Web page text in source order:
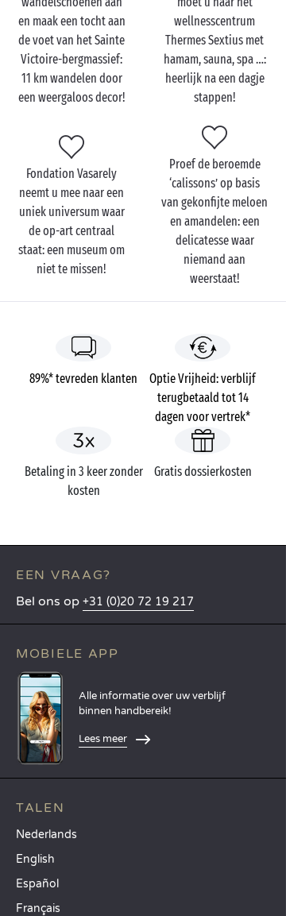
Verken deze zomer de Provence, hand in hand met
uw geliefde. Dankzij het gevarieerde
activiteitenaanbod krijgt u niet de tijd om u te
vervelen. Begin met een bezoek aan het Granet-
museum met schitterende werken uit de 15e tot 19e
eeuw: een must! Neem ook een kijkje in het atelier
van Cézanne, een kind van de streek en een geniaal
schilder. Bent u een fervent kunstliefhebber, dan mag
ook het Hôtel de Caumont, een architecturale parel,
niet op uw programma ontbreken.
Breng tot besluit van deze mooie dag
met uw geliefdeeen bezoek aan de wijngaarden op
de heuvels van de Provence. Proef de verrukkelijke
wijnen en geniet van het betoverende kader:
en maak een tocht aan
de voet van het Sainte
Victoire-bergmassief:
11 km wandelen door
een weergaloos decor!
wellnesscentrum
Thermes Sextius met
hamam, sauna, spa …:
heerlijk na een dagje
stappen!
Fondation Vasarely
neemt u mee naar een
uniek universum waar
de op-art centraal
staat: een museum om
niet te missen!
Proef de beroemde
‘calissons’ op basis
van gekonfijte meloen
en amandelen: een
delicatesse waar
niemand aan
weerstaat!
89%* tevreden klanten
Optie Vrijheid: verblijf
terugbetaald tot 14
dagen voor vertrek*
Betaling in 3 keer zonder
kosten
Gratis dossierkosten
EEN VRAAG?
Bel ons op +31 (0)20 72 19 217
MOBIELE APP
Alle informatie over uw verblijf
binnen handbereik!
Lees meer
TALEN
Nederlands
English
Español
Français